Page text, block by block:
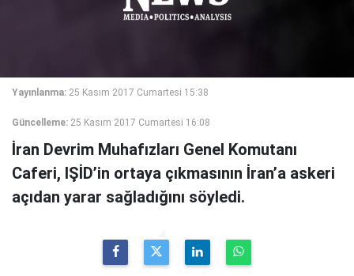
Yayınlanma: 25 Kasım 2017 Cumartesi 15:38
Güncelleme: 25 Kasım 2017 Cumartesi 16:08
İran Devrim Muhafızları Genel Komutanı
Caferi, IŞİD’in ortaya çıkmasının İran’a askeri
açıdan yarar sağladığını söyledi.